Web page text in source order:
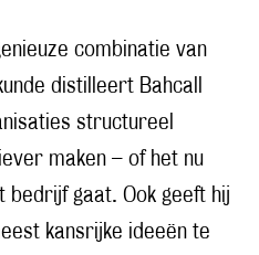
combinatie van
distilleert Bahcall
structureel
maken – of het nu
gaat. Ook geeft hij
kansrijke ideeën te